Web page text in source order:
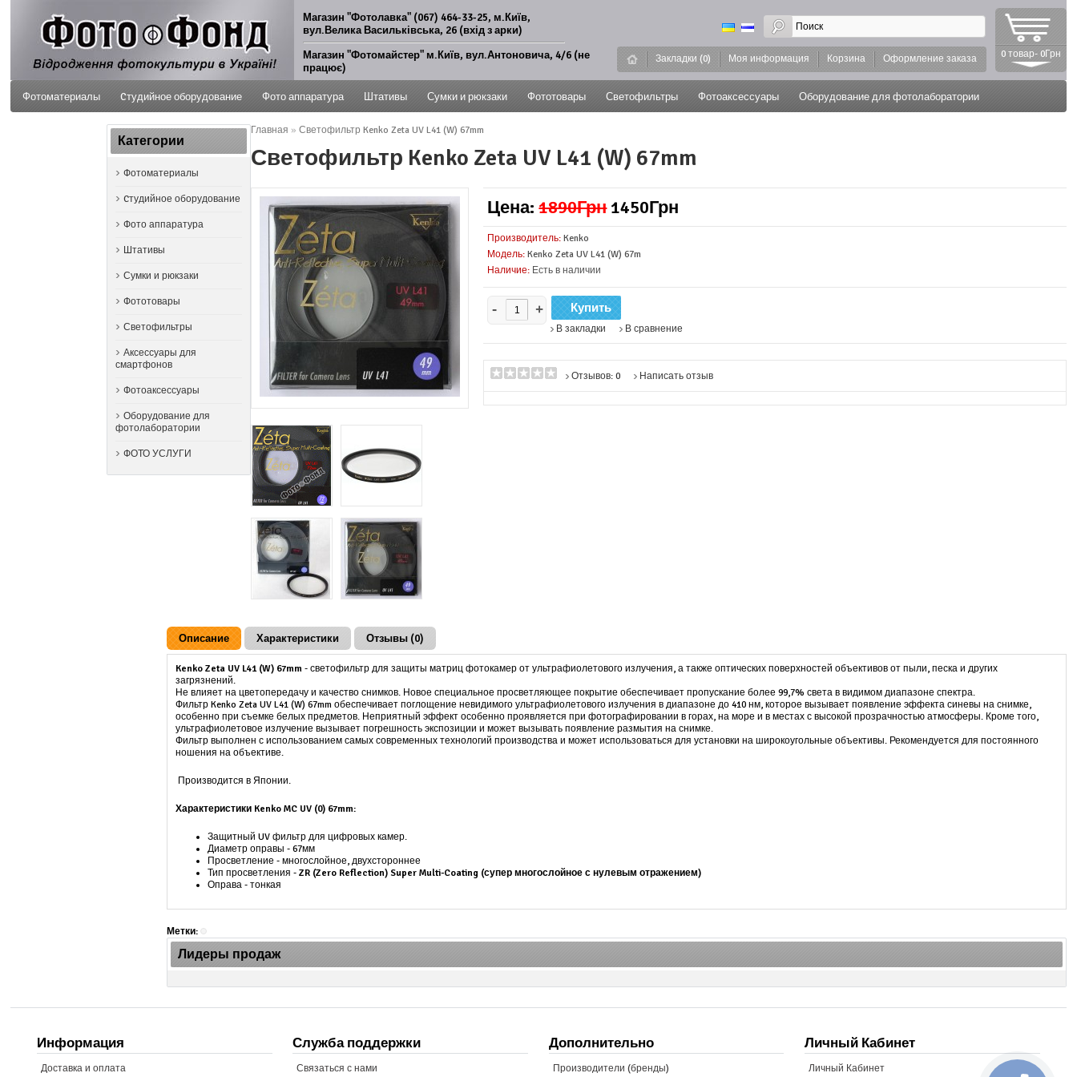
Магазин "Фотолавка" (067) 464-33-25, м.Київ,
вул.Велика Васильківська, 26 (вхід з арки)
Магазин "Фотомайстер" м.Київ, вул.Антоновича, 4/6 (не
працює)
0 товар- 0Грн
Закладки (0) Моя информация Корзина Оформление заказа
Фотоматериалы Cтудийное оборудование Фото аппаратура Штативы Сумки и рюкзаки Фототовары Светофильтры Фотоаксессуары Оборудование для фотолаборатории
Категории
Фотоматериалы
Cтудийное оборудование
Фото аппаратура
Штативы
Сумки и рюкзаки
Фототовары
Светофильтры
Аксессуары для
смартфонов
Фотоаксессуары
Оборудование для
фотолаборатории
ФОТО УСЛУГИ
Главная »Светофильтр Kenko Zeta UV L41 (W) 67mm
Светофильтр Kenko Zeta UV L41 (W) 67mm
Цена:1890Грн 1450Грн
Производитель: Kenko
Модель: Kenko Zeta UV L41 (W) 67m
Наличие: Есть в наличии
- +
В закладки В сравнение
Отзывов: 0 Написать отзыв
Описание Характеристики Отзывы (0)
Kenko Zeta UV L41 (W) 67mm- светофильтр для защиты матриц фотокамер от ультрафиолетового излучения, а также оптических поверхностей объективов от пыли, песка и других
загрязнений.
Не влияет на цветопередачу и качество снимков. Новое специальное просветляющее покрытие обеспечивает пропускание более 99,7% света в видимом диапазоне спектра.
Фильтр Kenko Zeta UV L41 (W) 67mm обеспечивает поглощение невидимого ультрафиолетового излучения в диапазоне до 410 нм, которое вызывает появление эффекта синевы на снимке,
особенно при съемке белых предметов. Неприятный эффект особенно проявляется при фотографировании в горах, на море и в местах с высокой прозрачностью атмосферы. Кроме того,
ультрафиолетовое излучение вызывает погрешность экспозиции и может вызывать появление размытия на снимке.
Фильтр выполнен с использованием самых современных технологий производства и может использоваться для установки на широкоугольные объективы. Рекомендуется для постоянного
ношения на объективе.
Производится в Японии.
Характеристики Kenko MC UV (0) 67mm:
Защитный UV фильтр для цифровых камер.
Диаметр оправы - 67мм
Просветление - многослойное, двухстороннее
Тип просветления -ZR (Zero Reflection) Super Multi-Coating (супер многослойное с нулевым отражением)
Оправа - тонкая
Метки:
Лидеры продаж
Информация
Доставка и оплата
Служба поддержки
Связаться с нами
Дополнительно
Производители (бренды)
Личный Кабинет
Личный Кабинет